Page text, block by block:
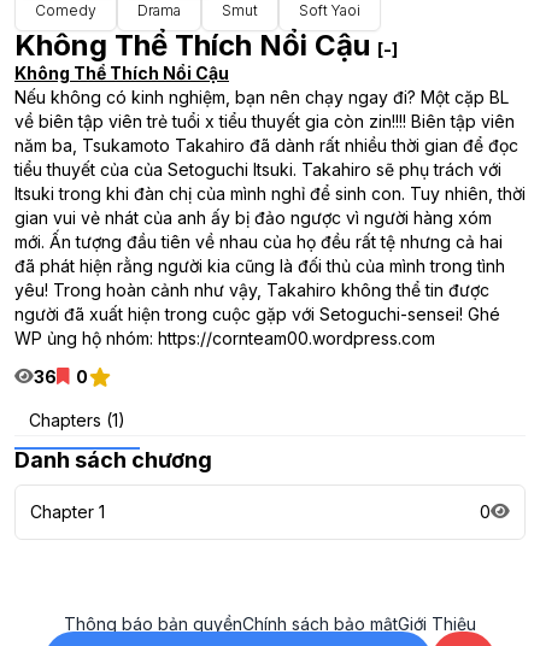
Comedy Drama Smut Soft Yaoi
Không Thể Thích Nổi Cậu [-]
Không Thể Thích Nổi Cậu
Nếu không có kinh nghiệm, bạn nên chạy ngay đi? Một cặp BL
về biên tập viên trẻ tuổi x tiểu thuyết gia còn zin!!!! Biên tập viên
năm ba, Tsukamoto Takahiro đã dành rất nhiều thời gian để đọc
tiểu thuyết của của Setoguchi Itsuki. Takahiro sẽ phụ trách với
Itsuki trong khi đàn chị của mình nghỉ để sinh con. Tuy nhiên, thời
gian vui vẻ nhát của anh ấy bị đảo ngược vì người hàng xóm
mới. Ấn tượng đầu tiên về nhau của họ đều rất tệ nhưng cả hai
đã phát hiện rằng người kia cũng là đối thủ của mình trong tình
yêu! Trong hoàn cảnh như vậy, Takahiro không thể tin được
người đã xuất hiện trong cuộc gặp với Setoguchi-sensei! Ghé
WP ủng hộ nhóm: https://cornteam00.wordpress.com
36
0
Chapters (1)
Danh sách chương
Chapter 1 0
Thông báo bản quyềnChính sách bảo mậtGiới Thiệu